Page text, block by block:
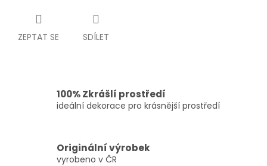
ZEPTAT SE SDÍLET
100% Zkrášlí prostředí
ideální dekorace pro krásnější prostředí
Originální výrobek
vyrobeno v ČR